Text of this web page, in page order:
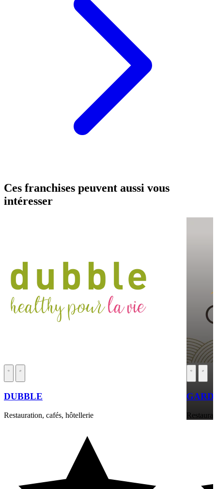
Ces franchises peuvent aussi vous
intéresser
DUBBLE
Restauration, cafés, hôtellerie